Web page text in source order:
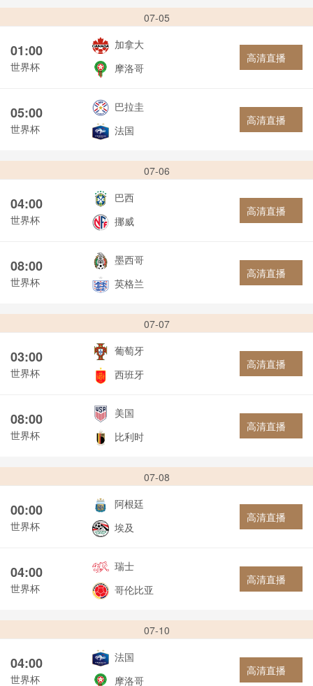
07-05
01:00
世界杯
加拿大
摩洛哥
高清直播
05:00
世界杯
巴拉圭
法国
高清直播
07-06
04:00
世界杯
巴西
挪威
高清直播
08:00
世界杯
墨西哥
英格兰
高清直播
07-07
03:00
世界杯
葡萄牙
西班牙
高清直播
08:00
世界杯
美国
比利时
高清直播
07-08
00:00
世界杯
阿根廷
埃及
高清直播
04:00
世界杯
瑞士
哥伦比亚
高清直播
07-10
04:00
世界杯
法国
摩洛哥
高清直播